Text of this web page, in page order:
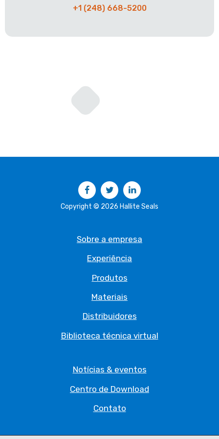
+1 (248) 668-5200
FacebookTwitter
Copyright © 2026 Hallite Seals
Sobre a empresa
Experiência
Produtos
Materiais
Distribuidores
Biblioteca técnica virtual
Notícias & eventos
Centro de Download
Contato